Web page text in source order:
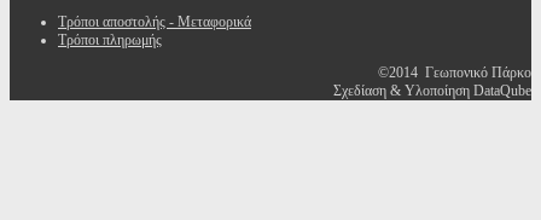
Τρόποι αποστολής - Μεταφορικά
Τρόποι πληρωμής
©2014 Γεωπονικό Πάρκο
Σχεδίαση & Υλοποίηση DataQube